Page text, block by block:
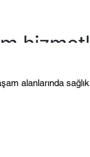
alanlarında sağlık